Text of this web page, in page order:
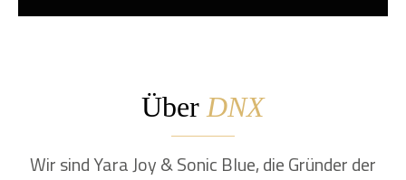
Über DNX
Wir sind Yara Joy & Sonic Blue, die Gründer der